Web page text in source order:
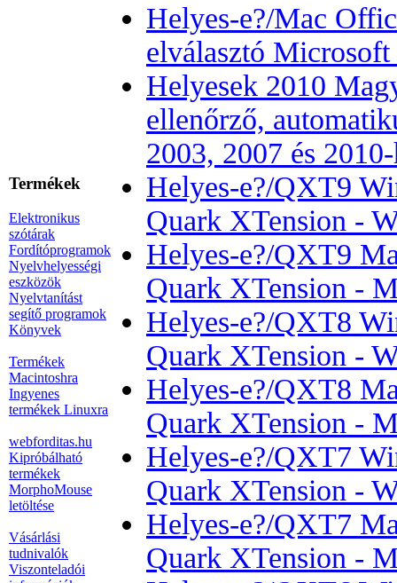
Termékek
Elektronikus
szótárak
Fordítóprogramok
Nyelvhelyességi
eszközök
Nyelvtanítást
segítő programok
Könyvek
Termékek
Macintoshra
Ingyenes
termékek Linuxra
webforditas.hu
Kipróbálható
termékek
MorphoMouse
letöltése
Vásárlási
tudnivalók
Viszonteladói
Helyes-e?/Mac
elválasztó
Helyesek 2010
ellenőrző,
2003, 2007 és
Helyes-e?/QXT9
Quark XTension -
Helyes-e?/QXT9
Quark XTension -
Helyes-e?/QXT8
Quark XTension -
Helyes-e?/QXT8
Quark XTension -
Helyes-e?/QXT7
Quark XTension -
Helyes-e?/QXT7
Quark XTension -